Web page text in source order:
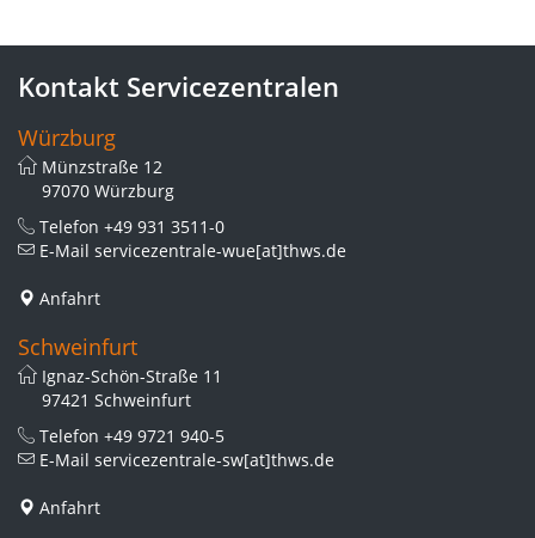
Kontakt Servicezentralen
Würzburg
Münzstraße 12
97070 Würzburg
Telefon +49 931 3511-0
E-Mail servicezentrale-wue[at]thws.de
Anfahrt
Schweinfurt
Ignaz-Schön-Straße 11
97421 Schweinfurt
Telefon +49 9721 940-5
E-Mail servicezentrale-sw[at]thws.de
Anfahrt